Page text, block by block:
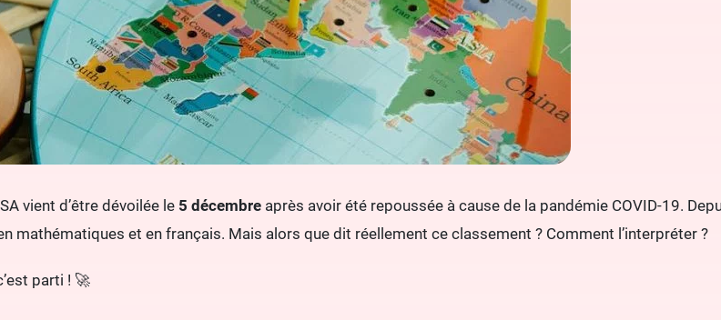
vient d’être dévoilée le 5 décembre après avoir été repoussée à cause de la pandémie COVID-19.
mathématiques et en français. Mais alors que dit réellement ce classement ? Comment l’interpréter ?
parti ! 🚀